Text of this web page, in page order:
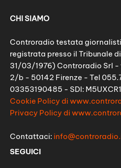
CHI SIAMO
Controradio testata
registrata presso il Tribunale
31/03/1976) Controradio Srl -
2/b - 50142 Firenze - Tel
03353190485 - SDI: M5UXCR1
Cookie Policy di
Privacy Policy di
Contattaci:
SEGUICI